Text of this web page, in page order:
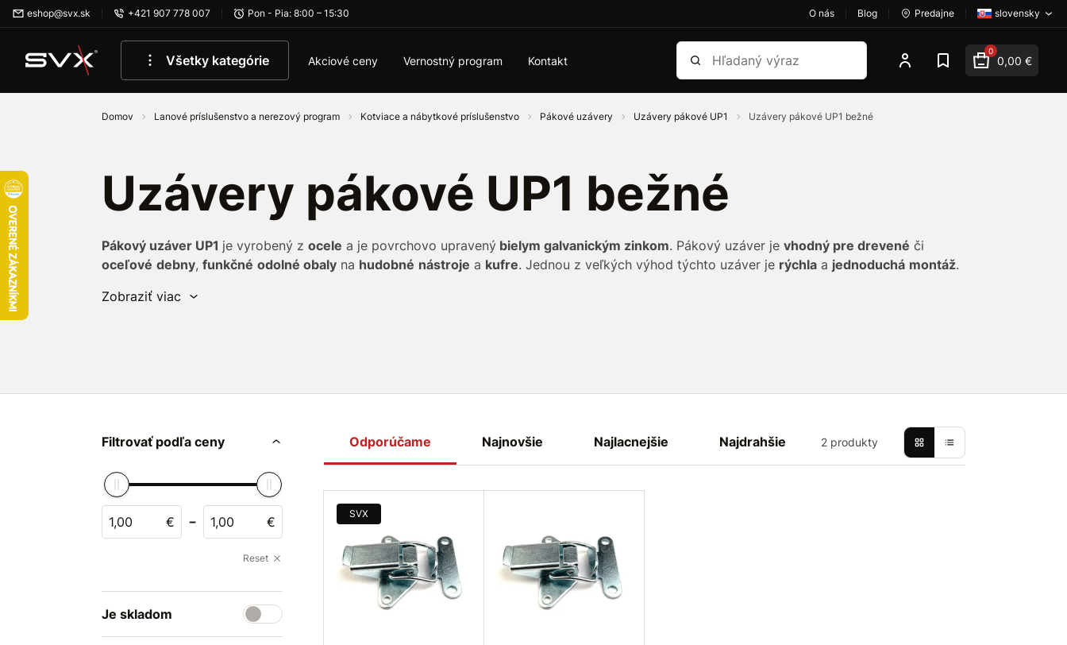
Preskočiť na hlavný obsah
eshop@svx.sk +421 907 778 007 Pon - Pia: 8:00 – 15:30 O nás Blog Predajne slovensky
Všetky kategórie Akciové ceny Vernostný program Kontakt
Vyhľadať 0
0,00 €
Domov Lanové príslušenstvo a nerezový program Kotviace a nábytkové príslušenstvo Pákové uzávery Uzávery pákové UP1 Uzávery pákové UP1 bežné
Uzávery pákové UP1 bežné
Pákový uzáver UP1 je vyrobený z ocele a je povrchovo upravený bielym galvanickým zinkom. Pákový uzáver je vhodný pre drevené či
oceľové debny, funkčné odolné obaly na hudobné nástroje a kufre. Jednou z veľkých výhod týchto uzáver je rýchla a jednoduchá montáž.
Zobraziť viac
Filtrovať podľa ceny
€ - €
Reset
Je skladom
Odporúčame Najnovšie Najlacnejšie Najdrahšie 2 produkty
SVX